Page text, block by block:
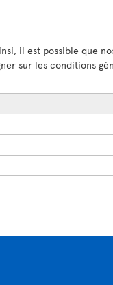
il est possible que
sur les conditions